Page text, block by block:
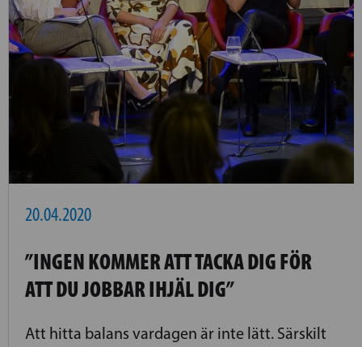
20.04.2020
”INGEN KOMMER ATT TACKA DIG FÖR
ATT DU JOBBAR IHJÄL DIG”
Att hitta balans vardagen är inte lätt. Särskilt